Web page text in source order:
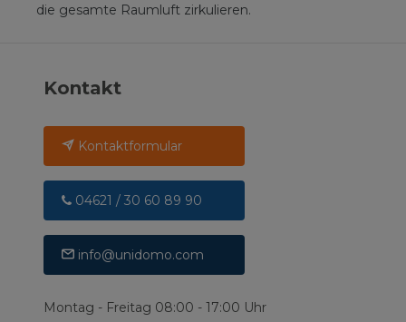
die gesamte Raumluft zirkulieren.
Kontakt
Kontaktformular
04621 / 30 60 89 90
info@unidomo.com
Montag - Freitag 08:00 - 17:00 Uhr